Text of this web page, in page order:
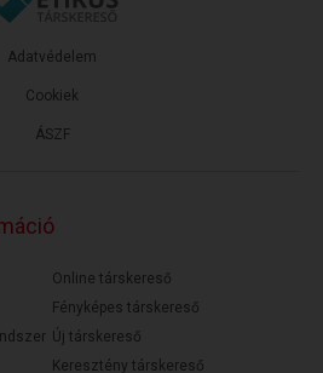
ÁSZF
Adatvédelem
Cookiek
Online társkereső
Fényképes társkereső
Új társkereső
Keresztény társkereső